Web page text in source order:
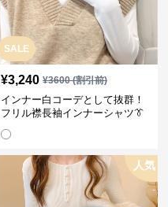
SALE
¥3,240 ¥3600(割引前)
インナー白コーデとして抜群！
フリル襟長袖インナーシャツ👔
人気